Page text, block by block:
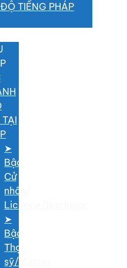
TIẾNG PHÁP
➤
Bậc
Cử
nhân/
Licence/Bachelor
➤
Bậc
Thạc
sỹ/Master